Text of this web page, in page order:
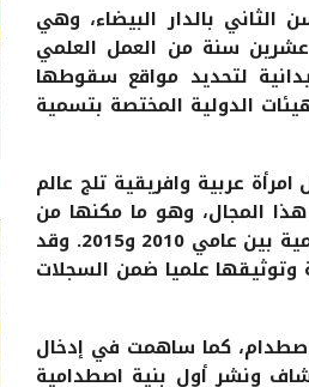
بالدار البيضاء، وهي
سنة من العمل العلمي
لتحديد مواقع سقوطها
الدولية المختصة بتسمية
عربية وافريقية تلج عالم
المجال، وهو ما مكنها من
الانضمام إلى الهيئة العالمية لتسمية النيازك والمشاركة في لجانها العلمية بين عامي 2010 و2015. وقد
علميا ضمن السجلات
كما ساهمت في إدخال
ونشر أول بنية اصطدامية